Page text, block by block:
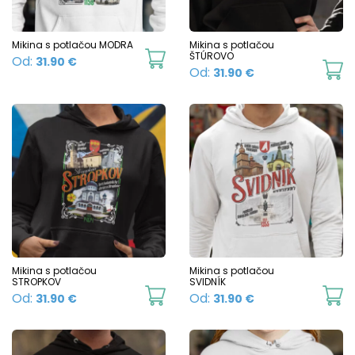
chosen
product
page
Mikina s potlačou MODRA
Od: 31.90 €
This
product
has
multiple
variants.
The
be
chosen
page
Mikina s potlačou
ŠTÚROVO
Od: 31.90 €
Mikina s potlačou
STROPKOV
Od: 31.90 €
This
has
Mikina s potlačou
SVIDNÍK
Od: 31.90 €